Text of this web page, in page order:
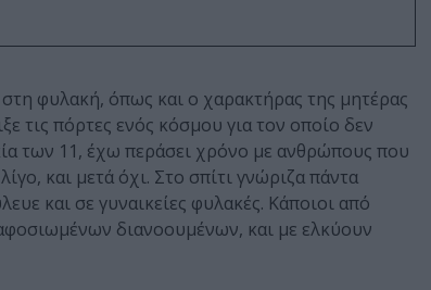
φυλακή, όπως και ο χαρακτήρας της μητέρας
τις πόρτες ενός κόσμου για τον οποίο δεν
των 11, έχω περάσει χρόνο με ανθρώπους που
και μετά όχι. Στο σπίτι γνώριζα πάντα
και σε γυναικείες φυλακές. Κάποιοι από
διανοουμένων, και με ελκύουν